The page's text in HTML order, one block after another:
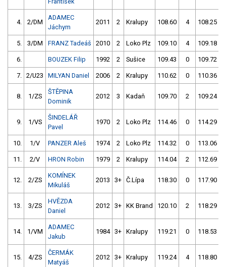
4. 2/DM
ADAMEC
Jáchym
2011 2 Kralupy 108.60 4 108.25
5. 3/DM FRANZ Tadeáš 2010 2 Loko Plz 109.10 4 109.18
6. BOUZEK Filip 1992 2 Sušice 109.43 0 109.72
7. 2/U23 MILYAN Daniel 2006 2 Kralupy 110.62 0 110.36
8. 1/ZS
ŠTĚPINA
Dominik
2012 3 Kadaň 109.70 2 109.24
9. 1/VS
ŠINDELÁŘ
Pavel
1970 2 Loko Plz 114.46 0 114.29
10. 1/V PANZER Aleš 1974 2 Loko Plz 114.32 0 113.06
11. 2/V HRON Robin 1979 2 Kralupy 114.04 2 112.69
12. 2/ZS
KOMÍNEK
Mikuláš
2013 3+ Č.Lípa 118.30 0 117.90
13. 3/ZS
HVĚZDA
Daniel
2012 3+ KK Brand 120.10 2 118.29
14. 1/VM
ADAMEC
Jakub
1984 3+ Kralupy 119.21 0 118.53
15. 4/ZS
ČERMÁK
Matyáš
2012 3+ Kralupy 119.24 4 118.80